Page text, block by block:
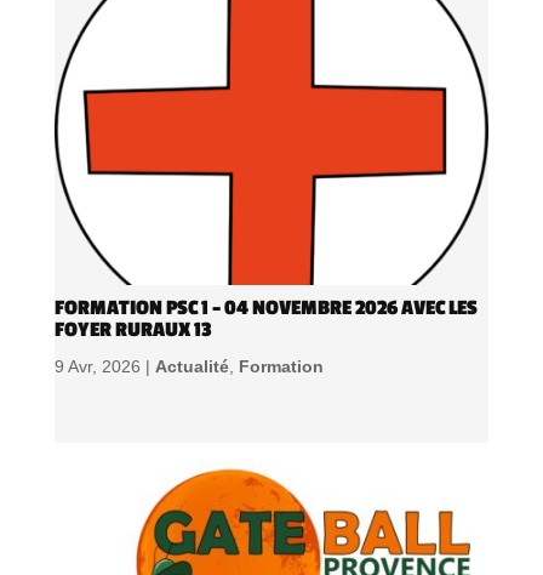
FORMATION PSC 1 – 04 NOVEMBRE 2026 AVEC LES
FOYER RURAUX 13
9 Avr, 2026 | Actualité, Formation